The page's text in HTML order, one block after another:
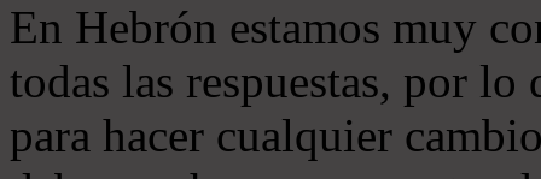
En Hebrón estamos muy
todas las respuestas, por
para hacer cualquier